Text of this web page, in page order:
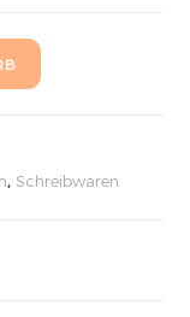
,Schreibwaren